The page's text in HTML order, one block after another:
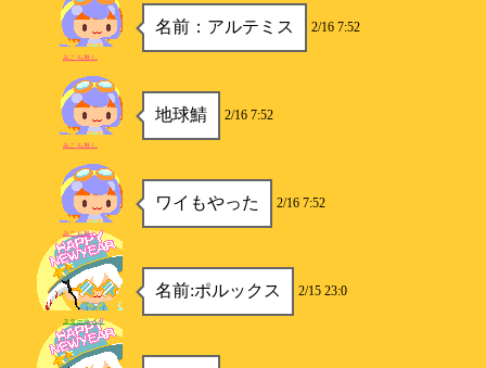
名前：アルテミス 2/16 7:52
みこち推し
地球鯖 2/16 7:52
みこち推し
ワイもやった 2/16 7:52
みこち推し
名前:ポルックス 2/15 23:0
スターライト